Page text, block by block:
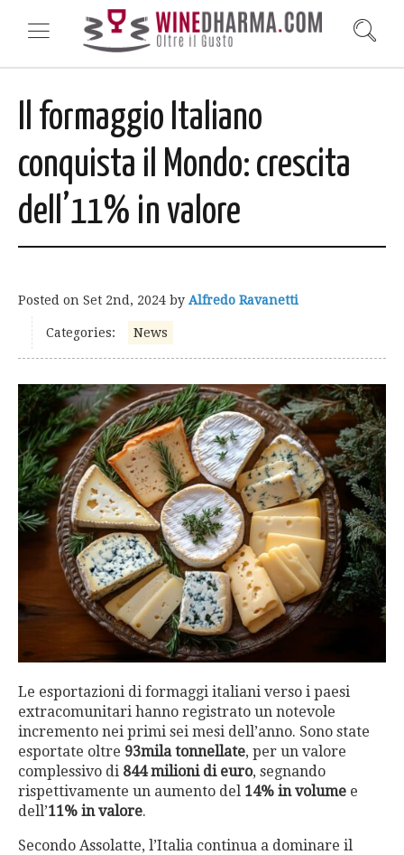
Il formaggio Italiano
conquista il Mondo: crescita
dell’11% in valore
Posted on Set 2nd, 2024 by Alfredo Ravanetti
Categories: News
Le esportazioni di formaggi italiani verso i paesi
extracomunitari hanno registrato un notevole
incremento nei primi sei mesi dell’anno. Sono state
esportate oltre 93mila tonnellate, per un valore
complessivo di 844 milioni di euro, segnando
rispettivamente un aumento del 14% in volume e
dell’11% in valore.
Secondo Assolatte, l’Italia continua a dominare il